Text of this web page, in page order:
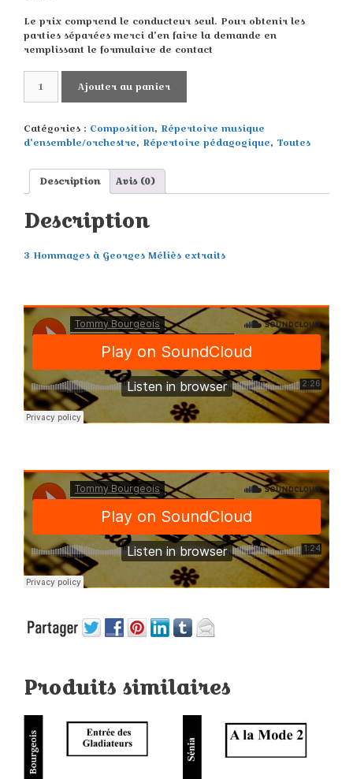
Le prix comprend le conducteur seul. Pour obtenir les
parties séparées merci d’en faire la demande en
remplissant le formulaire de contact
3
à
Georges
Ajouter au panier
Catégories : Composition, Répertoire musique
d'ensemble/orchestre, Répertoire pédagogique, Toutes
Description Avis (0)
Description
3 Hommages à Georges Méliès extraits
Produits similaires